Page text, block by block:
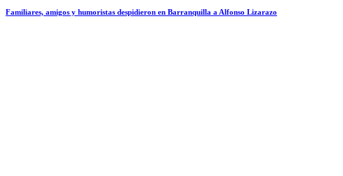
Familiares, amigos y humoristas despidieron en Barranquilla a Alfonso Lizarazo